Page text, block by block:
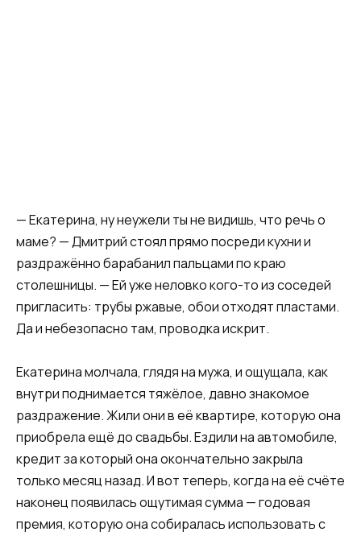
— Екатерина, ну неужели ты не видишь, что речь о
маме? — Дмитрий стоял прямо посреди кухни и
раздражённо барабанил пальцами по краю
столешницы. — Ей уже неловко кого-то из соседей
пригласить: трубы ржавые, обои отходят пластами.
Да и небезопасно там, проводка искрит.
Екатерина молчала, глядя на мужа, и ощущала, как
внутри поднимается тяжёлое, давно знакомое
раздражение. Жили они в её квартире, которую она
приобрела ещё до свадьбы. Ездили на автомобиле,
кредит за который она окончательно закрыла
только месяц назад. И вот теперь, когда на её счёте
наконец появилась ощутимая сумма — годовая
премия, которую она собиралась использовать с